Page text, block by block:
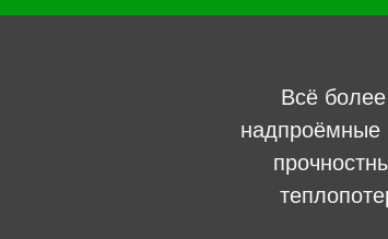
Всё
надпроёмные